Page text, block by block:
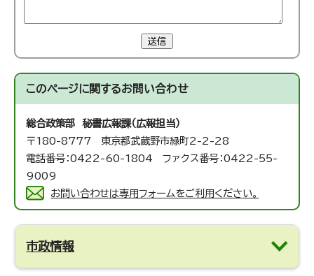
送信
このページに関するお問い合わせ
総合政策部 秘書広報課（広報担当）
〒180-8777 東京都武蔵野市緑町2-2-28
電話番号：0422-60-1804 ファクス番号：0422-55-
9009
お問い合わせは専用フォームをご利用ください。
市政情報